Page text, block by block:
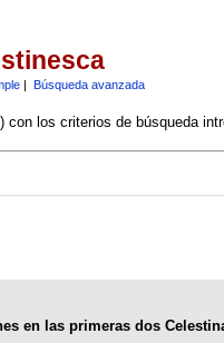
| Búsqueda avanzada
con los criterios de búsqueda
en las primeras dos